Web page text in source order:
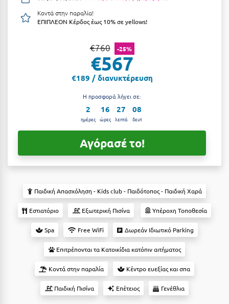
Αργολίδα
Αστυπάλαια
Αχαΐα
Βansko
Βραχάτι Κορινθίας
Ξενοδοχεία 3 Αστέρων
Ενοικιαζόμενα Δωμάτια
Διαμερίσματα
Studios
Ξενώνες
Camping
Δες όλες τις προσφορές
Δες όλα τα πακέτα διακοπών
Κοντά στην παραλία!
ΕΠΙΠΛΕΟΝ Κέρδος έως 10% σε yellows!
€760 -25%
€567
€189 / διανυκτέρευση
Η προσφορά λήγει σε:
2
ημέρες
16
ώρες
27
λεπτά
08
δευτ
Αγόρασέ το!
Παιδική Απασχόληση - Kids club - Παιδότοπος - Παιδική Χαρά
Εστιατόριο Εξωτερική Πισίνα Υπέροχη Τοποθεσία
Spa Free WiFi Δωρεάν Ιδιωτικό Parking
Επιτρέπονται τα Κατοικίδια κατόπιν αιτήματος
Κοντά στην παραλία Κέντρο ευεξίας και σπα
Παιδική Πισίνα Επέτειος Γενέθλια